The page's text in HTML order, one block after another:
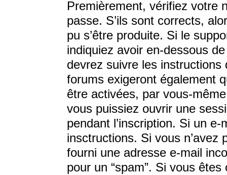
Premièrement, vérifiez votre
passe. S’ils sont corrects,
pu s’être produite. Si le
indiquiez avoir en-dessous
devrez suivre les
forums exigeront également
être activées, par vous-
vous puissiez ouvrir une
pendant l’inscription. Si un
insctructions. Si vous n’avez
fourni une adresse e-mail
pour un “spam”. Si vous